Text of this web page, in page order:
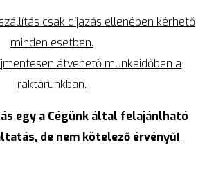
csak díjazás ellenében kérhető
minden esetben.
átvehető munkaidőben a
raktárunkban.
egy a Cégünk által felajánlható
de nem kötelező érvényű!